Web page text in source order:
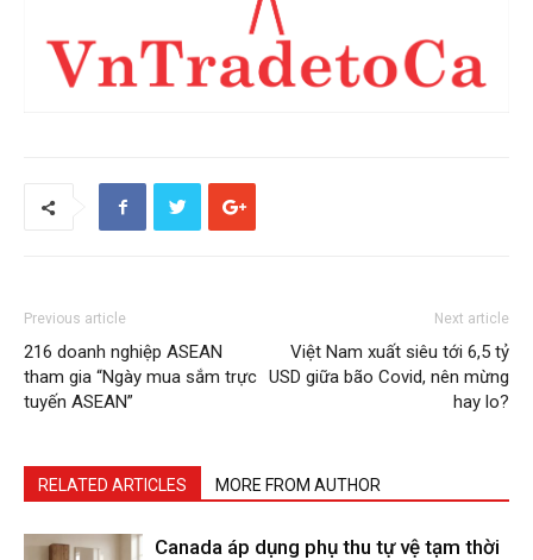
Previous article
216 doanh nghiệp ASEAN
tham gia “Ngày mua sắm trực
tuyến ASEAN”
Next article
Việt Nam xuất siêu tới 6,5 tỷ
USD giữa bão Covid, nên mừng
hay lo?
RELATED ARTICLES MORE FROM AUTHOR
Canada áp dụng phụ thu tự vệ tạm thời